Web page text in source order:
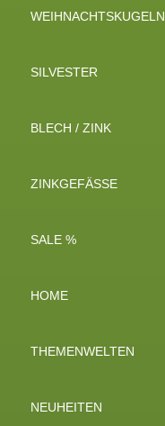
WEIHNACHTSKUGELN
SILVESTER
BLECH / ZINK
ZINKGEFÄSSE
SALE %
HOME
THEMENWELTEN
NEUHEITEN